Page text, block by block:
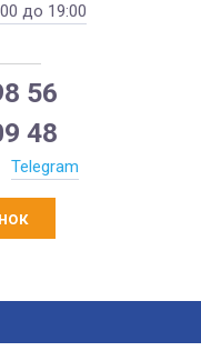
до 19:00
56
48
Telegram